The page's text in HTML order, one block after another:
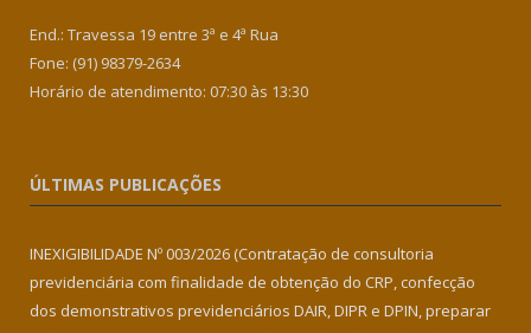
End.: Travessa 19 entre 3ª e 4ª Rua
Fone: (91) 98379-2634
Horário de atendimento: 07:30 às 13:30
ÚLTIMAS PUBLICAÇÕES
INEXIGIBILIDADE Nº 003/2026 (Contratação de consultoria
previdenciária com finalidade de obtenção do CRP, confecção
dos demonstrativos previdenciários DAIR, DIPR e DPIN, preparar